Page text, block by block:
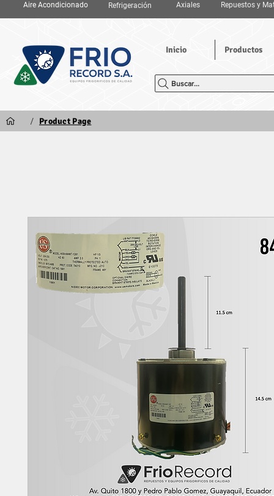
Aire Acondicionado Refrigeración Axiales Repuestos y
Inicio Productos
Buscar...
/ Product Page